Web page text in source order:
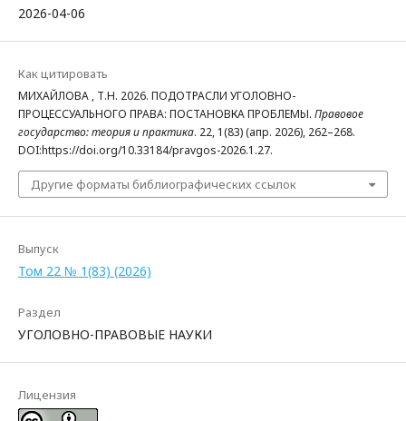
2026-04-06
Как цитировать
МИХАЙЛОВА , Т.Н. 2026. ПОДОТРАСЛИ УГОЛОВНО-
ПРОЦЕССУАЛЬНОГО ПРАВА: ПОСТАНОВКА ПРОБЛЕМЫ. Правовое
государство: теория и практика. 22, 1(83) (апр. 2026), 262–268.
DOI:https://doi.org/10.33184/pravgos-2026.1.27.
Другие форматы библиографических ссылок
Выпуск
Том 22 № 1(83) (2026)
Раздел
УГОЛОВНО-ПРАВОВЫЕ НАУКИ
Лицензия